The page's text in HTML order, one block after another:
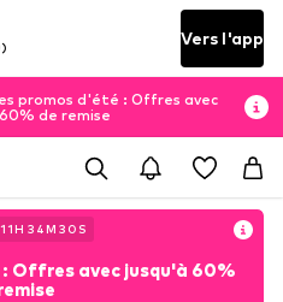
Vers l'app
promos d'été : Offres avec
de remise
11H 34M 28 S
Offres avec jusqu'à 60%